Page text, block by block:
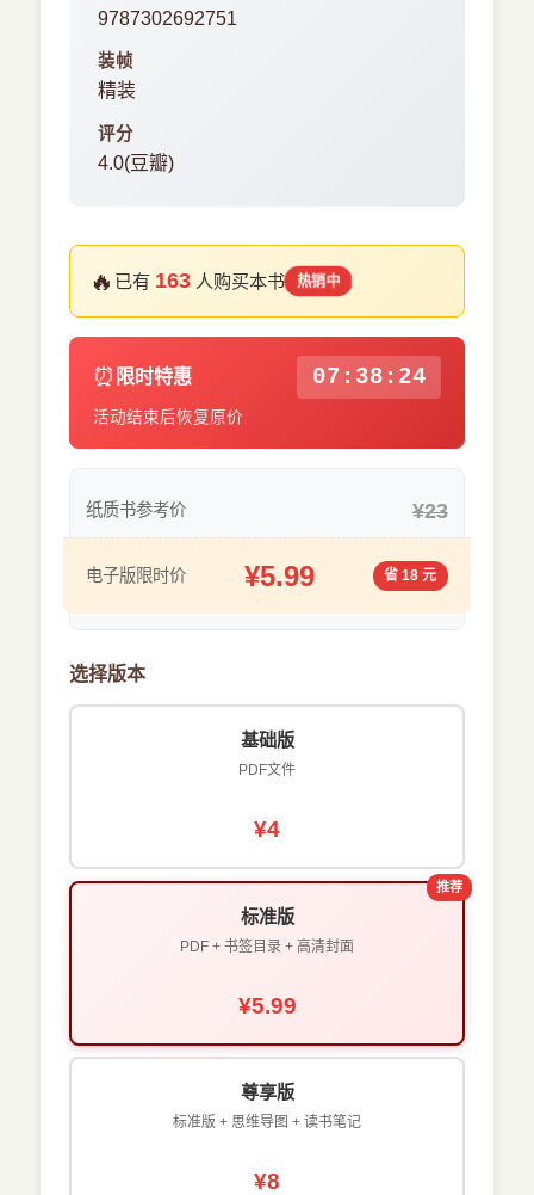
9787302692751
装帧
精装
评分
4.0(豆瓣)
🔥 已有 163 人购买本书 热销中
⏰ 限时特惠 07:38:24
活动结束后恢复原价
纸质书参考价 ¥23
电子版限时价 ¥5.99 省 18 元
选择版本
基础版
PDF文件
¥4
推荐
标准版
PDF + 书签目录 + 高清封面
¥5.99
尊享版
标准版 + 思维导图 + 读书笔记
¥8